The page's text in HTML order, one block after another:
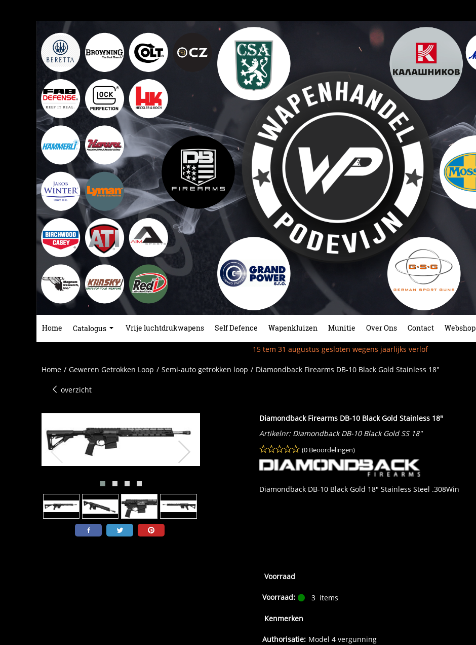
Home Catalogus Vrije luchtdrukwapens Self Defence Wapenkluizen Munitie Over Ons Contact Webshop
15 tem 31 augustus gesloten wegens jaarlijks verlof
Home / Geweren Getrokken Loop / Semi-auto getrokken loop / Diamondback Firearms DB-10 Black Gold Stainless 18"
overzicht
Diamondback Firearms DB-10 Black Gold Stainless 18"
Artikelnr: Diamondback DB-10 Black Gold SS 18"
(0 Beoordelingen)
Diamondback DB-10 Black Gold 18" Stainless Steel .308Win
Voorraad
Voorraad: 3 items
Kenmerken
Authorisatie: Model 4 vergunning